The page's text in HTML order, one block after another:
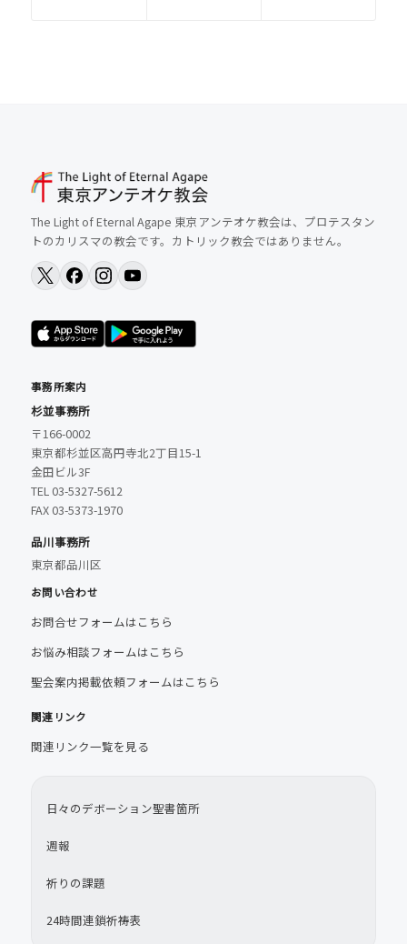
The Light of Eternal Agape 東京アンテオケ教会は、プロテスタン
トのカリスマの教会です。カトリック教会ではありません。
事務所案内
杉並事務所
〒166-0002
東京都杉並区高円寺北2丁目15-1
金田ビル3F
TEL 03-5327-5612
FAX 03-5373-1970
品川事務所
東京都品川区
お問い合わせ
お問合せフォームはこちら
お悩み相談フォームはこちら
聖会案内掲載依頼フォームはこちら
関連リンク
関連リンク一覧を見る
日々のデボーション聖書箇所
週報
祈りの課題
24時間連鎖祈祷表